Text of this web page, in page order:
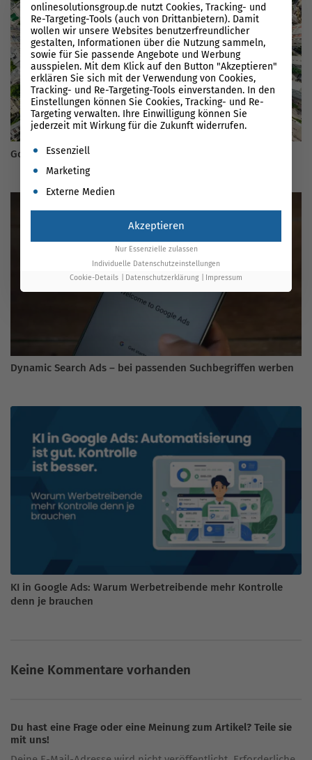
Google My Business Guide 2026
Dynamic Search Ads – bei passenden Suchbegriffen werben
KI in Google Ads: Warum Werbetreibende mehr Kontrolle
denn je brauchen
Keine Kommentare vorhanden
Du hast eine Frage oder eine Meinung zum Artikel? Teile sie
mit uns!
onlinesolutionsgroup.de nutzt Cookies, Tracking- und
Re-Targeting-Tools (auch von Drittanbietern). Damit
wollen wir unsere Websites benutzerfreundlicher
gestalten, Informationen über die Nutzung sammeln,
sowie für Sie passende Angebote und Werbung
ausspielen. Mit dem Klick auf den Button "Akzeptieren"
erklären Sie sich mit der Verwendung von Cookies,
Tracking- und Re-Targeting-Tools einverstanden. In den
Einstellungen können Sie Cookies, Tracking- und Re-
Targeting verwalten. Ihre Einwilligung können Sie
jederzeit mit Wirkung für die Zukunft widerrufen.
Es folgt eine Liste der Service-Gruppen, für die eine
Essenziell
Marketing
Externe Medien
Akzeptieren
Nur Essenzielle zulassen
Individuelle Datenschutzeinstellungen
Cookie-Details
Datenschutzerklärung Impressum